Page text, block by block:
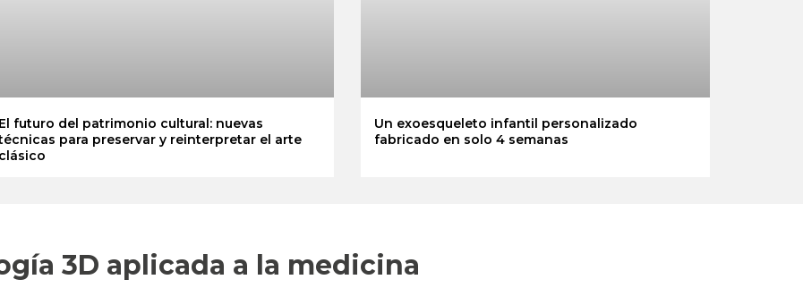
El futuro del patrimonio cultural: nuevas
para preservar y reinterpretar el arte
clásico
Un exoesqueleto infantil personalizado
fabricado en solo 4 semanas
3D aplicada a la medicina